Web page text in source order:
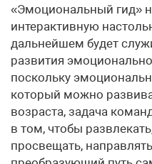
«Эмоциональный гид»
интерактивную
дальнейшем будет
развития
поскольку
который можно
возраста, задача
в том, чтобы
просвещать,